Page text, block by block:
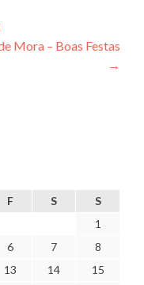
Mora – Boas Festas
→
F S
S
1
6 7
8
13 14
15